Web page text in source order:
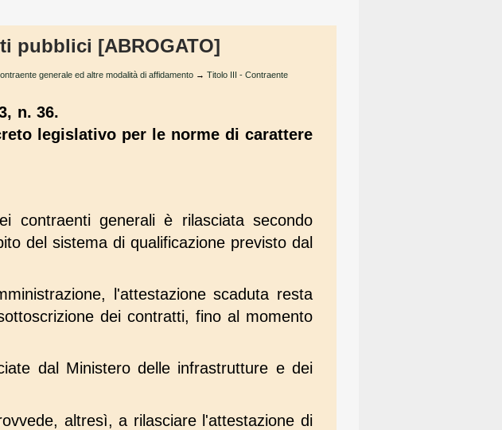
pubblici [ABROGATO]
generale ed altre modalità di affidamento → Titolo III - Contraente
n. 36.
legislativo per le norme di carattere
contraenti generali è rilasciata secondo
del sistema di qualificazione previsto dal
l'attestazione scaduta resta
dei contratti, fino al momento
dal Ministero delle infrastrutture e dei
altresì, a rilasciare l'attestazione di